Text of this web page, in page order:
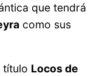
que tendrá
como sus
título Locos de